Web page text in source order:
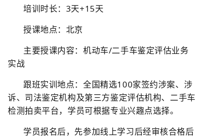
培训时长：3天+15天
授课地点：北京
主要授课内容：机动车/二手车鉴定评估业务
实战
跟班实训地点：全国精选100家签约涉案、涉
诉、司法鉴定机构及第三方鉴定评估机构、二手车
检测拍卖平台，学员可根据专业兴趣点选择。
学员报名后，先参加线上学习后经审核合格后